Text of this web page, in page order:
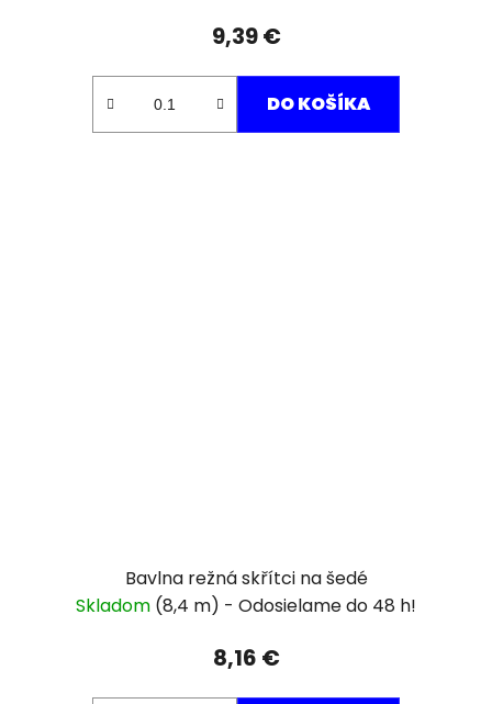
9,39 €
DO KOŠÍKA
Bavlna režná skřítci na šedé
Skladom (8,4 m)
8,16 €